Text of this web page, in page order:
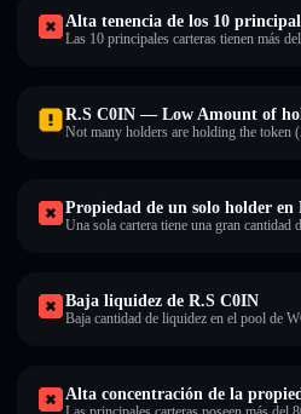
Alta tenencia de los 10
Las 10 principales carteras tienen más
R.S C0IN — Low Amount of
Not many holders are holding the token
Propiedad de un solo holder en
Una sola cartera tiene una gran cantidad
Baja liquidez de R.S C0IN
Baja cantidad de liquidez en el pool de
Alta concentración de la